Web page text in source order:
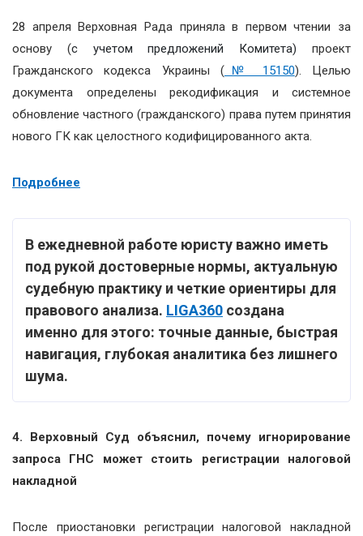
28 апреля Верховная Рада приняла в первом чтении за
основу (с учетом предложений Комитета) проект
Гражданского кодекса Украины (№ 15150). Целью
документа определены рекодификация и системное
обновление частного (гражданского) права путем принятия
нового ГК как целостного кодифицированного акта.
Подробнее
В ежедневной работе юристу важно иметь
под рукой достоверные нормы, актуальную
судебную практику и четкие ориентиры для
правового анализа. LIGA360 создана
именно для этого: точные данные, быстрая
навигация, глубокая аналитика без лишнего
шума.
4. Верховный Суд объяснил, почему игнорирование
запроса ГНС может стоить регистрации налоговой
накладной
После приостановки регистрации налоговой накладной